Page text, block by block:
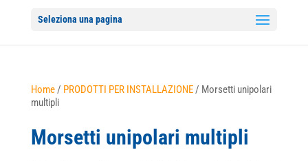
Seleziona una pagina
Home/ PRODOTTI PER INSTALLAZIONE/ Morsetti unipolari
multipli
Morsetti unipolari multipli